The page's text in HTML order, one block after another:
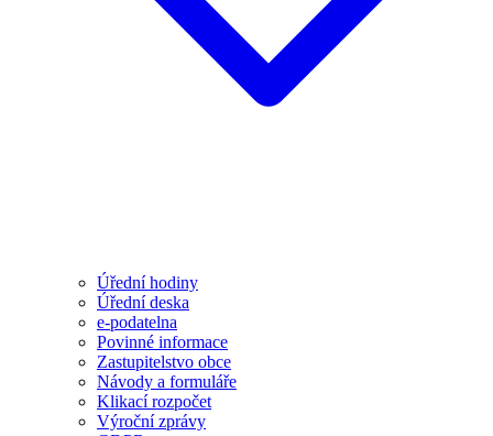
Úřední hodiny
Úřední deska
e-podatelna
Povinné informace
Zastupitelstvo obce
Návody a formuláře
Klikací rozpočet
Výroční zprávy